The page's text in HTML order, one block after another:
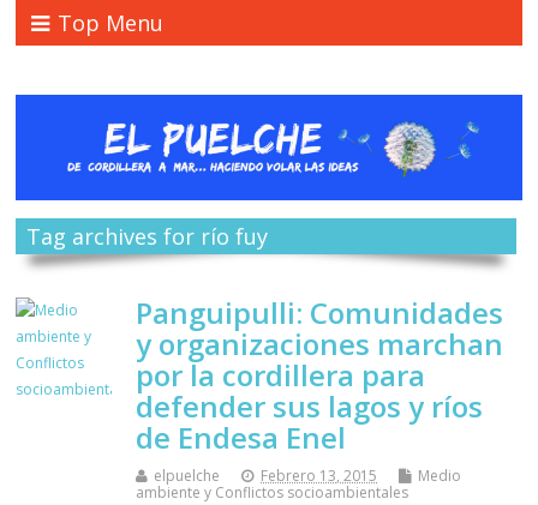
Top Menu
Tag archives for río fuy
Panguipulli: Comunidades
y organizaciones marchan
por la cordillera para
defender sus lagos y ríos
de Endesa Enel
elpuelche Febrero 13, 2015
Medio
ambiente y Conflictos socioambientales